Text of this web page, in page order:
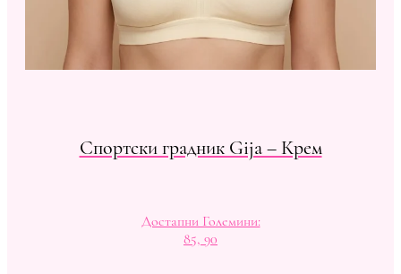
Спортски градник Gija – Крем
Достапни Големини:
85, 90